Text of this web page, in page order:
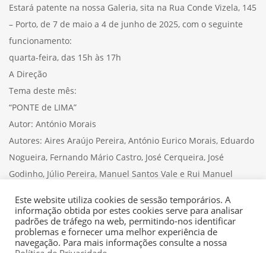
Estará patente na nossa Galeria, sita na Rua Conde Vizela, 145
– Porto, de 7 de maio a 4 de junho de 2025, com o seguinte
funcionamento:
quarta-feira, das 15h às 17h
A Direção
Tema deste mês:
“PONTE de LIMA”
Autor: António Morais
Autores: Aires Araújo Pereira, António Eurico Morais, Eduardo
Nogueira, Fernando Mário Castro, José Cerqueira, José
Godinho, Júlio Pereira, Manuel Santos Vale e Rui Manuel
Este website utiliza cookies de sessão temporários. A
informação obtida por estes cookies serve para analisar
padrões de tráfego na web, permitindo-nos identificar
problemas e fornecer uma melhor experiência de
navegação. Para mais informações consulte a nossa